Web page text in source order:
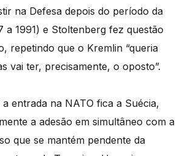
na Defesa depois do período da
a 1991) e Stoltenberg fez questão
repetindo que o Kremlin “queria
vai ter, precisamente, o oposto”.
entrada na NATO fica a Suécia,
a adesão em simultâneo com a
que se mantém pendente da